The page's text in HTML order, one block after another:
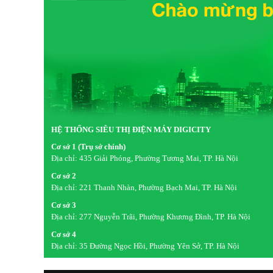
So với phiên bản cấp thấp Acerpure Cozy F1: Đây
UVC giúp người dùng sở hữu thêm hệ thống lọc
biến một chiếc quạt thông thường thành trung tâm
Điểm mạnh cốt lõi tạo nên sự khác
Điểm nhấn lớn nhất của sản phẩm chính là sự kết hợp
các máy lọc thông thường chỉ giữ lại vi khuẩn trên màng
trúc DNA/RNA của chúng, đảm bảo luồng khí thổi ra
HỆ THỐNG SIÊU THỊ ĐIỆN MÁY DIGICITY
Cơ sở 1 (Trụ sở chính)
Địa chỉ: 435 Giải Phóng, Phường Tương Mai, TP. Hà Nội
Cơ sở 2
Địa chỉ: 221 Thanh Nhàn, Phường Bạch Mai, TP. Hà Nội
Cơ sở 3
Địa chỉ: 277 Nguyễn Trãi, Phường Khương Đình, TP. Hà Nội
Cơ sở 4
Địa chỉ: 35 Đường Ngọc Hồi, Phường Yên Sở, TP. Hà Nội